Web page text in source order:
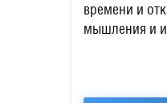
времени и
мышления и